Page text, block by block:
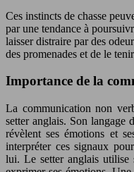
Ces instincts de chasse
par une tendance à
laisser distraire par des
des promenades et de le
Importance de la
La communication non
setter anglais. Son langage
révèlent ses émotions et
interpréter ces signaux
lui. Le setter anglais utilise